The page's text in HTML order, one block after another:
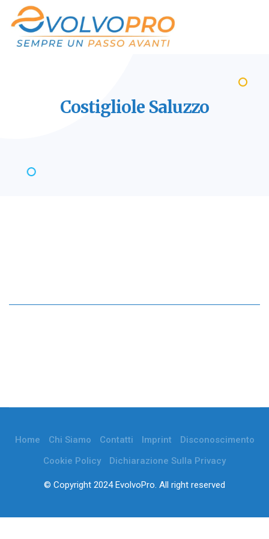
Costigliole Saluzzo
Home Chi Siamo Contatti Imprint
Disconoscimento
Cookie Policy
Dichiarazione Sulla Privacy
© Copyright 2024 EvolvoPro. All right reserved